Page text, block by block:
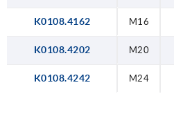
K0108.4162 M16
K0108.4202 M20
K0108.4242 M24